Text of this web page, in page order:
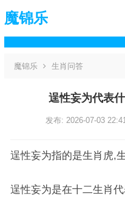
魔锦乐
魔锦乐 生肖问答
逞性妄为代表
发布: 2026-07-03
逞性妄为指的是生肖虎,
逞性妄为是在十二生肖